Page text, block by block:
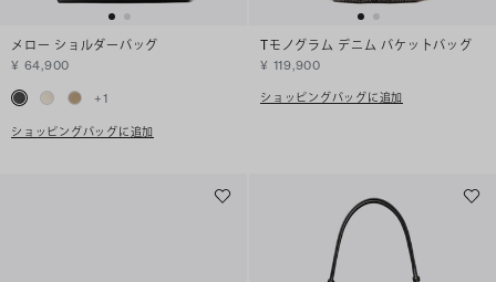
メロー ショルダーバッグ
¥ 64,900
+1
ショッピングバッグに追加
Tモノグラム デニム バケットバッグ
¥ 119,900
ショッピングバッグに追加